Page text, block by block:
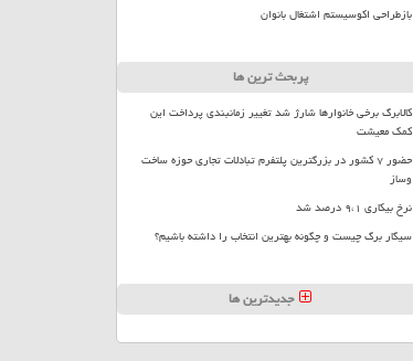
بازطراحی اکوسیستم اشتغال بانوان
پربحث ترین ها
کالابرگ برخی خانوارها شارژ شد تغییر زمانبندی پرداخت این
کمک معیشت
حضور ۷ کشور در بزرگترین پلتفرم تبادلات تجاری حوزه ساخت
وساز
نرخ بیکاری ۹،۱ درصد شد
سیگار برگ چیست و چگونه بهترین انتخاب را داشته باشیم؟
جدیدترین ها